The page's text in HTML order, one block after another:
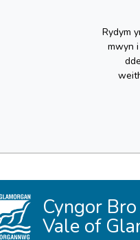
Rydym
mwyn
Cyngor
Vale of